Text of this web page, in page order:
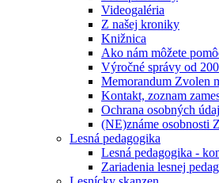
Videogaléria
Z našej kroniky
Knižnica
Ako nám môžete
Výročné správy od
Memorandum Zvolen
Kontakt, zoznam
Ochrana osobných
(NE)známe osobnosti
Lesná pedagogika
Lesná pedagogika -
Zariadenia lesnej